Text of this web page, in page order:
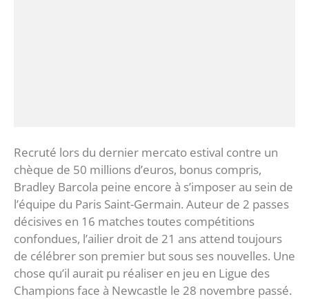
Recruté lors du dernier mercato estival contre un
chèque de 50 millions d’euros, bonus compris,
Bradley Barcola peine encore à s’imposer au sein de
l’équipe du Paris Saint-Germain. Auteur de 2 passes
décisives en 16 matches toutes compétitions
confondues, l’ailier droit de 21 ans attend toujours
de célébrer son premier but sous ses nouvelles. Une
chose qu’il aurait pu réaliser en jeu en Ligue des
Champions face à Newcastle le 28 novembre passé.